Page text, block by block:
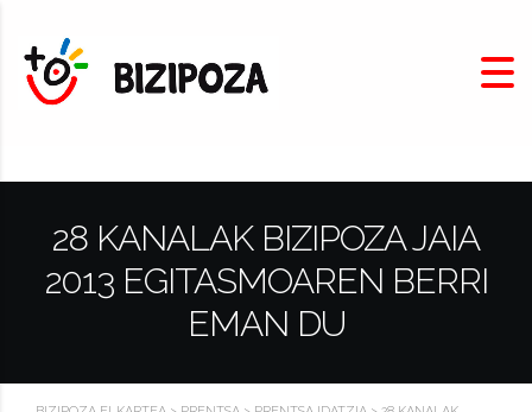
28 KANALAK BIZIPOZA JAIA
2013 EGITASMOAREN BERRI
EMAN DU